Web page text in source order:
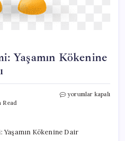
Yaşamın Kökenine
Read
Kraterlerin
Dair
Yeni
yorumlar kapalı